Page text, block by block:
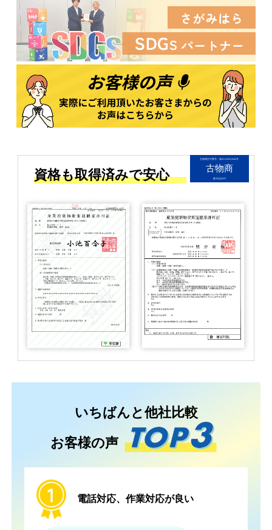
古物商許可番号：第451450019940号
古物商
株式会社FIT
資格も取得済みで安心
いちばんと他社比較
お客様の声
電話対応、作業対応が良い